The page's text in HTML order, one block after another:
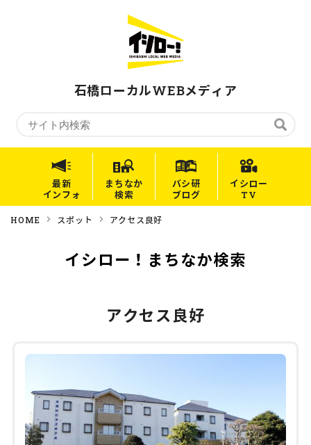
石橋ローカルWEBメディア
最新
インフォ
まちなか
検索
バシ研
ブログ
イシロー
TV
HOME スポット アクセス良好
イシロー！まちなか検索
アクセス良好